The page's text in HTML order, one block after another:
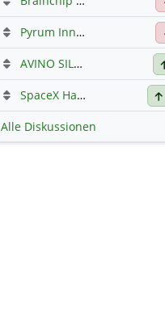
Pyrum Innovations
AVINO SILVER & GOLD MINES
SpaceX Hauptforum
Alle Diskussionen